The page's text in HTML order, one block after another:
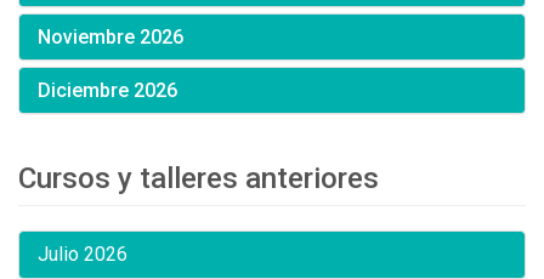
Noviembre 2026
Diciembre 2026
Cursos y talleres anteriores
Julio 2026